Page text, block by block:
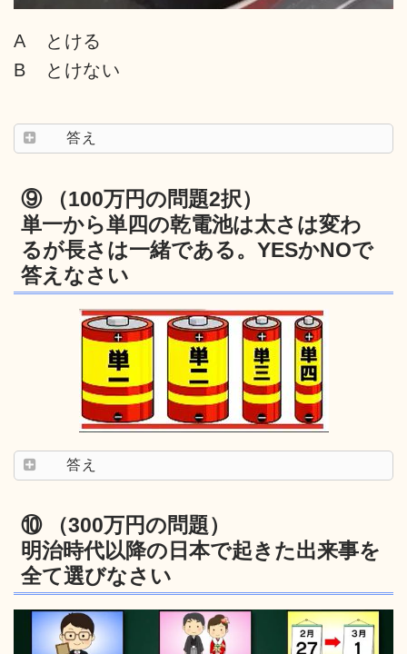
A とける
B とけない
答え
⑨ （100万円の問題2択）
単一から単四の乾電池は太さは変わ
るが長さは一緒である。YESかNOで
答えなさい
答え
⑩ （300万円の問題）
明治時代以降の日本で起きた出来事を
全て選びなさい